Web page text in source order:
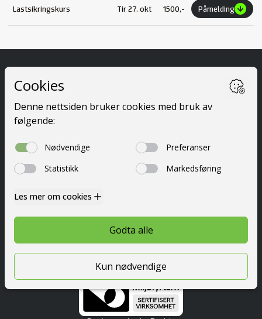
Lastsikringskurs Tir 27. okt 1500,- Påmelding
Priser
Nyttig info
© 2026 Festetrafikkskole AS
Personvern